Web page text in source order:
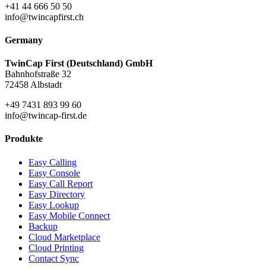
+41 44 666 50 50
info@twincapfirst.ch
Germany
TwinCap First (Deutschland) GmbH
Bahnhofstraße 32
72458 Albstadt
+49 7431 893 99 60
info@twincap-first.de
Produkte
Easy Calling
Easy Console
Easy Call Report
Easy Directory
Easy Lookup
Easy Mobile Connect
Backup
Cloud Marketplace
Cloud Printing
Contact Sync